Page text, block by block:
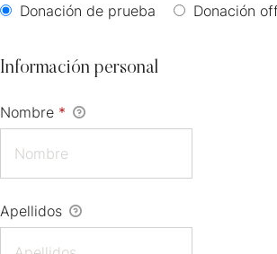
Donación de prueba Donación
Información personal
Nombre *
Apellidos